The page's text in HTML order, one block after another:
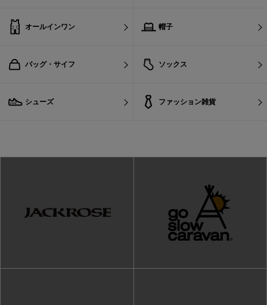
オールインワン 帽子
バッグ・サイフ ソックス
シューズ ファッション雑貨